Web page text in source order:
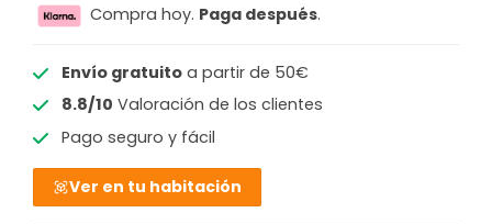
Compra hoy. Paga después.
Envío gratuitoa partir de 50€
8.8/10 Valoración de los clientes
Pago seguro y fácil
Ver en tu habitación